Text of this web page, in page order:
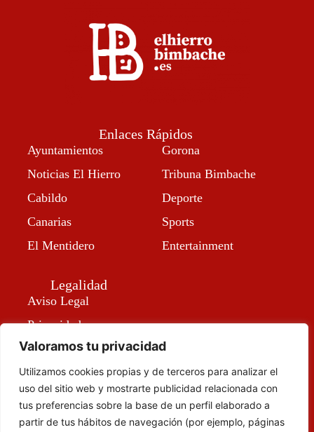
Valoramos tu privacidad
Utilizamos cookies propias y de terceros para analizar el
uso del sitio web y mostrarte publicidad relacionada con
tus preferencias sobre la base de un perfil elaborado a
partir de tus hábitos de navegación (por ejemplo, páginas
Enlaces Rápidos
Ayuntamientos
Noticias El Hierro
Cabildo
Canarias
El Mentidero
Gorona
Tribuna Bimbache
Deporte
Sports
Entertainment
Legalidad
Aviso Legal
Privacidad
Política de Cookies
Accesibilidad